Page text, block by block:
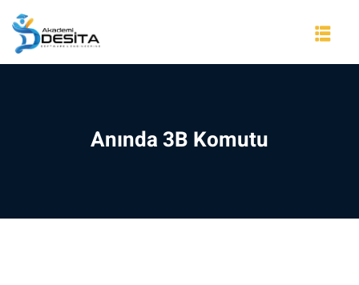
Skip
content
Anında 3B Komutu